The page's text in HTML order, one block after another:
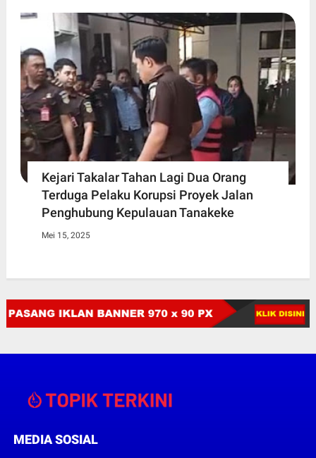
Kejari Takalar Tahan Lagi Dua Orang
Terduga Pelaku Korupsi Proyek Jalan
Penghubung Kepulauan Tanakeke
Mei 15, 2025
MEDIA SOSIAL